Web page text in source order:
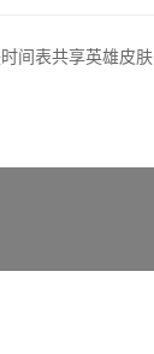
间表共享英雄皮